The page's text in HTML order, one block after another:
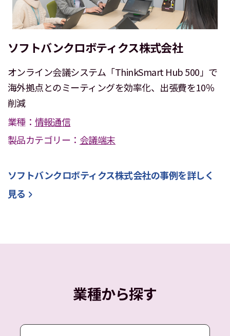
ソフトバンクロボティクス株式会社
オンライン会議システム「ThinkSmart Hub 500」で
海外拠点とのミーティングを効率化、出張費を10％
削減
業種： 情報通信
製品カテゴリー： 会議端末
ソフトバンクロボティクス株式会社の事例を詳しく
見る
業種から探す